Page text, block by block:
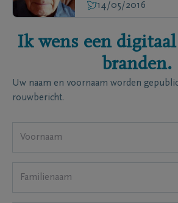
14/05/2016
Ik wens een
branden.
Uw naam en voornaam worden
rouwbericht.